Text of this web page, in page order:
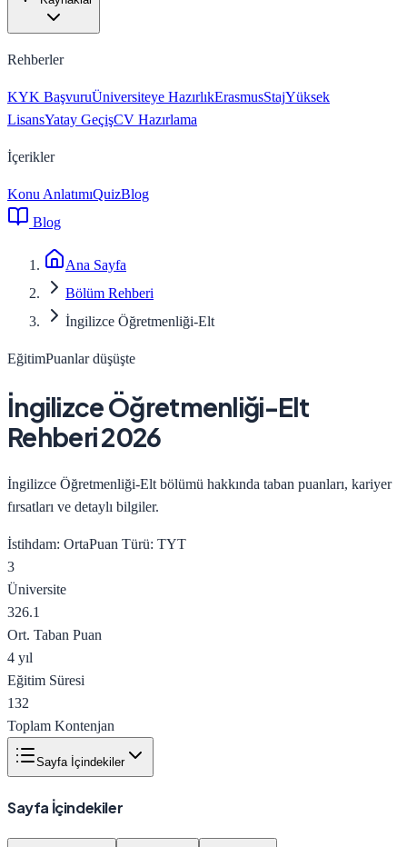
Rehberler
KYK BaşvuruÜniversiteye HazırlıkErasmusStajYüksek
LisansYatay GeçişCV Hazırlama
İçerikler
Konu AnlatımıQuizBlog
Blog
Ana Sayfa
Bölüm Rehberi
İngilizce Öğretmenliği-Elt
EğitimPuanlar düşüşte
İngilizce Öğretmenliği-Elt
Rehberi 2026
İngilizce Öğretmenliği-Elt bölümü hakkında taban puanları, kariyer
fırsatları ve detaylı bilgiler.
İstihdam: OrtaPuan Türü: TYT
3
Üniversite
326.1
Ort. Taban Puan
4 yıl
Eğitim Süresi
132
Toplam Kontenjan
Sayfa İçindekiler
Sayfa İçindekiler